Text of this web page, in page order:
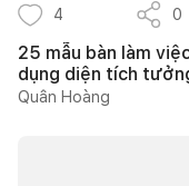
4 0
25 mẫu bàn làm
dụng diện tích
Quân Hoàng